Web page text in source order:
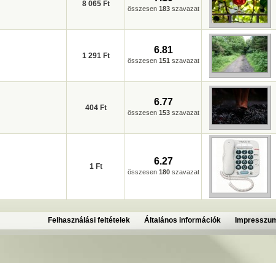
8 065 Ft
összesen 183szavazat
1 291 Ft
6.81
összesen 151 szavazat
404 Ft
6.77
összesen 153szavazat
1 Ft 6.27
összesen 180szavazat
Felhasználási feltételek Általános információk